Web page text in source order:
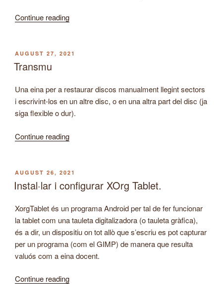
Continue reading“Terminal
POSTED
ON
AUGUST 27, 2021
Transmu
Una eina per a restaurar discos manualment llegint sectors
i escrivint-los en un altre disc, o en una altra part del disc (ja
siga flexible o dur).
Continue reading“Transmu”
POSTED
ON
AUGUST 26, 2021
Instal·lar i configurar XOrg Tablet.
XorgTablet és un programa Android per tal de fer funcionar
la tablet com una tauleta digitalizadora (o tauleta gràfica),
és a dir, un dispositiu on tot allò que s’escriu es pot capturar
per un programa (com el GIMP) de manera que resulta
valuós com a eina docent.
Continue reading“Instal·lar